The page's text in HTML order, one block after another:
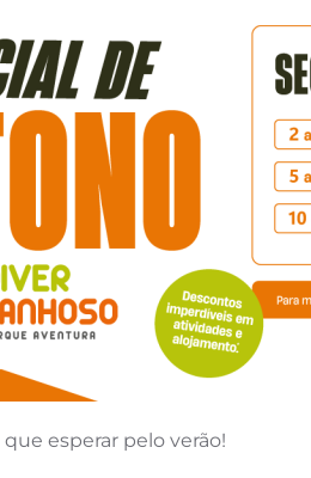
esperar pelo verão!